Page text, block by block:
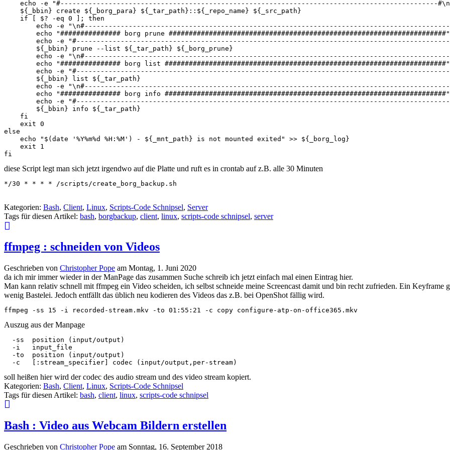
echo -e "#----------------------------------------------------------------------------------------------
    ${_bbin} create ${_borg_para} ${_tar_path}::${_repo_name} ${_src_path}
    if [ $? -eq 0 ]; then
echo -e
        echo "############### borg prune #####################################################################"
echo -e
        ${_bbin} prune --list ${_tar_path} ${_borg_prune}
echo -e
        echo "############### borg list ######################################################################"
echo -e
        ${_bbin} list ${_tar_path}
echo -e
        echo "############### borg info ######################################################################"
echo -e
        ${_bbin} info ${_tar_path}
    fi
    exit 0
else
    echo "$(date '%Y%m%d %H:%M') - ${_mnt_path} is not mounted exited" >> ${_borg_log}
    exit 1
diese Script legt man sich jetzt irgendwo auf die Platte und ruft es in crontab auf z.B. alle 30 Minuten
*/30 * * * * /scripts/create_borg_backup.sh
Kategorien: Bash, Client, Linux, Scripts-Code Schnipsel, Server
Tags für diesen Artikel: bash, borgbackup, client, linux, scripts-code schnipsel, server
ffmpeg : schneiden von Videos
Geschrieben von Christopher Pope am Montag, 1. Juni 2020
da ich mir immer wieder in der ManPage das zusammen Suche schreib ich jetzt einfach mal einen Eintrag hier.
Man kann relativ schnell mit ffmpeg ein Video scheiden, ich selbst schneide meine Screencast damit und bin recht zufrieden. Ein Keyframe
wenig Bastelei. Jedoch entfällt das üblich neu kodieren des Videos das z.B. bei OpenShot fällig wird.
ffmpeg -ss 15 -i recorded-stream.mkv -to 01:55:21 -c copy configure-atp-on-office365.mkv
Auszug aus der Manpage
  -ss  position (input/output)
  -i   input_file
  -to  position (input/output)
  -c   [:stream_specifier] codec (input/output,per-stream)
soll heißen hier wird der codec des audio stream und des video stream kopiert.
Kategorien: Bash, Client, Linux, Scripts-Code Schnipsel
Tags für diesen Artikel: bash, client, linux, scripts-code schnipsel
Bash : Video aus Webcam Bildern erstellen
Geschrieben von Christopher Pope am Sonntag, 16. September 2018